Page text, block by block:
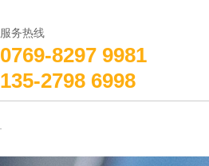
服务热线
0769-8297 9981
135-2798 6998